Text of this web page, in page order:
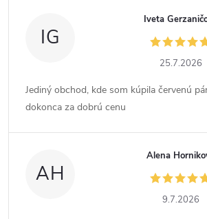
IG
Iveta
25.7.2026
Jediný obchod, kde som kúpila červenú
dokonca za dobrú cenu
AH
Alena
9.7.2026